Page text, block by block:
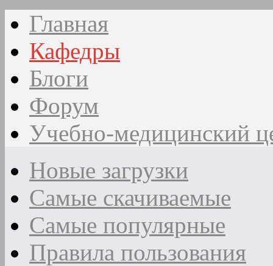
Главная
Кафедры
Блоги
Форум
Учебно-медицинский
Новые загрузки
Самые скачиваемые
Самые популярные
Правила пользования